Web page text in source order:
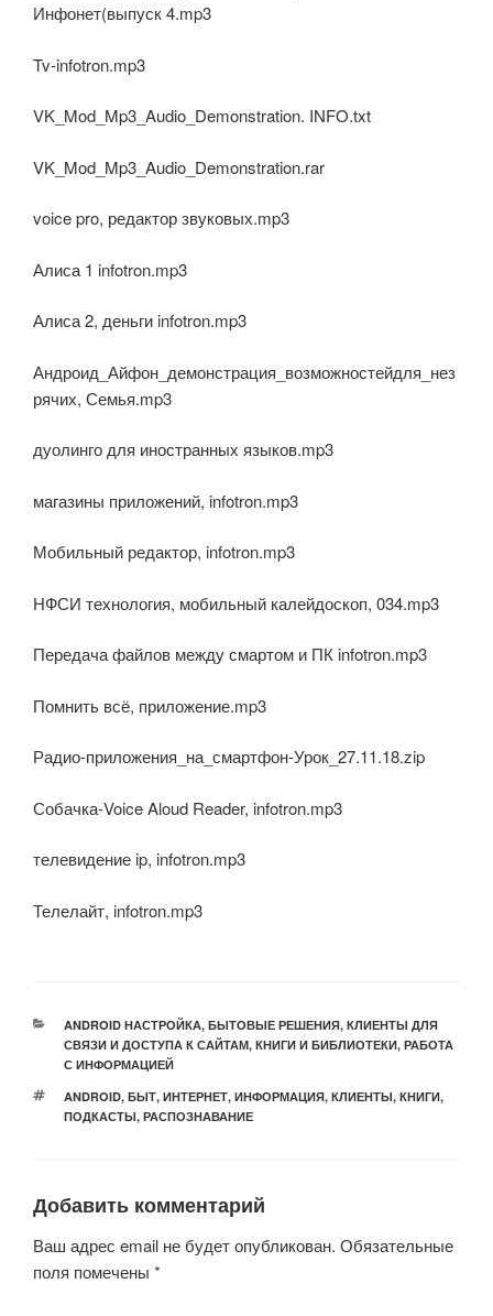
Инфонет(выпуск 4.mp3
Tv-infotron.mp3
VK_Mod_Mp3_Audio_Demonstration. INFO.txt
VK_Mod_Mp3_Audio_Demonstration.rar
voice pro, редактор звуковых.mp3
Алиса 1 infotron.mp3
Алиса 2, деньги infotron.mp3
Андроид_Айфон_демонстрация_возможностейдля_нез
рячих, Семья.mp3
дуолинго для иностранных языков.mp3
магазины приложений, infotron.mp3
Мобильный редактор, infotron.mp3
НФСИ технология, мобильный калейдоскоп, 034.mp3
Передача файлов между смартом и ПК infotron.mp3
Помнить всё, приложение.mp3
Радио-приложения_на_смартфон-Урок_27.11.18.zip
Собачка-Voice Aloud Reader, infotron.mp3
телевидение ip, infotron.mp3
Телелайт, infotron.mp3
РУБРИКИ
ANDROID НАСТРОЙКА, БЫТОВЫЕ РЕШЕНИЯ, КЛИЕНТЫ ДЛЯ
СВЯЗИ И ДОСТУПА К САЙТАМ, КНИГИ И БИБЛИОТЕКИ, РАБОТА
С ИНФОРМАЦИЕЙ
МЕТКИ
ANDROID, БЫТ, ИНТЕРНЕТ, ИНФОРМАЦИЯ, КЛИЕНТЫ, КНИГИ,
ПОДКАСТЫ, РАСПОЗНАВАНИЕ
Добавить комментарий
Ваш адрес email не будет опубликован. Обязательные
поля помечены *